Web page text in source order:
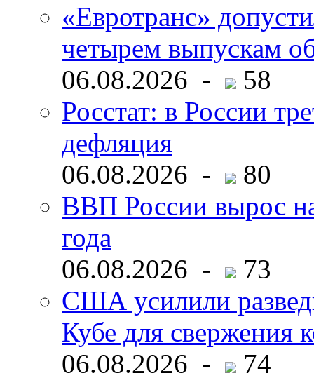
«Евротранс»
четырем выпускам
06.08.2026 -
58
Росстат: в России
дефляция
06.08.2026 -
80
ВВП России вырос
года
06.08.2026 -
73
США усилили
Кубе для свержения
06.08.2026 -
74